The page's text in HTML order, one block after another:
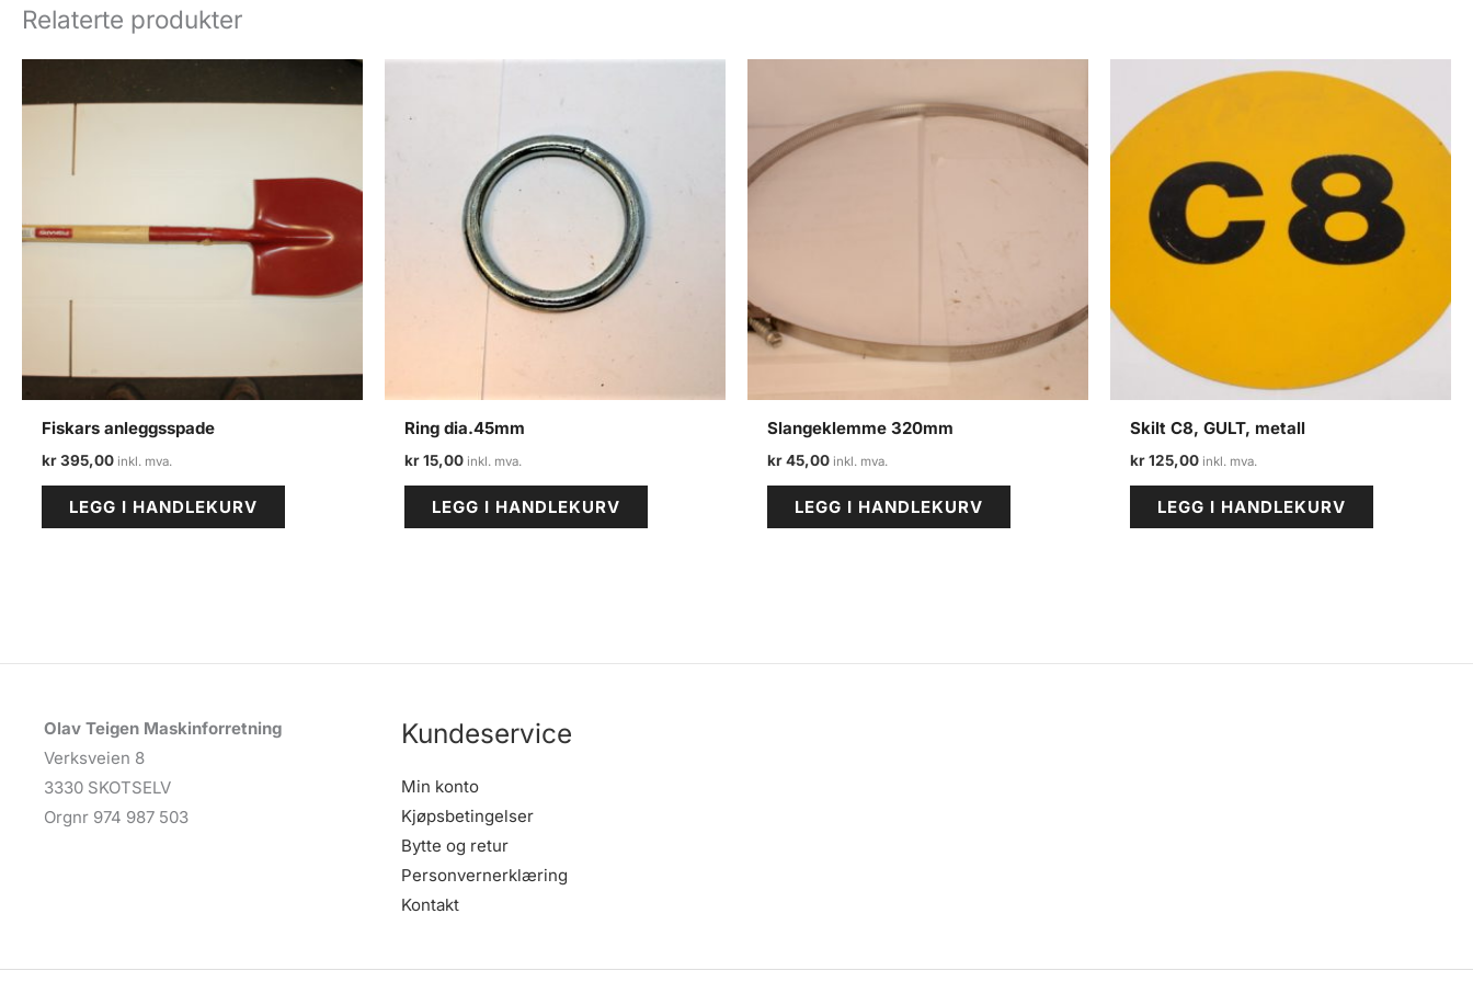
Relaterte produkter
Fiskars anleggsspade
kr395,00
LEGG I HANDLEKURV
Ring dia.45mm
kr15,00
LEGG I HANDLEKURV
Slangeklemme 320mm
kr45,00
LEGG I HANDLEKURV
Skilt C8, GULT, metall
kr125,00
LEGG I HANDLEKURV
Olav Teigen Maskinforretning
Verksveien 8
3330 SKOTSELV
Orgnr 974 987 503
Kundeservice
Min konto
Kjøpsbetingelser
Bytte og retur
Personvernerklæring
Kontakt